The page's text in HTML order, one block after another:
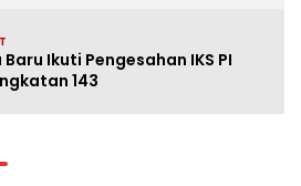
Ikuti Pengesahan IKS PI
143